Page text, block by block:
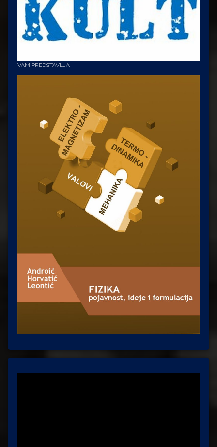
VAM PREDSTAVLJA :